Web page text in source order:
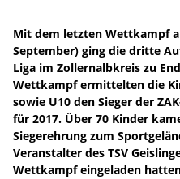
Mit dem letzten Wettkampf
September) ging die dritte
Liga im Zollernalbkreis zu
Wettkampf ermittelten die
sowie U10 den Sieger der
für 2017. Über 70 Kinder
Siegerehrung zum
Veranstalter des TSV
Wettkampf eingeladen